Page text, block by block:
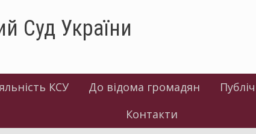
Суд України
КСУ До відома громадян
Контакти